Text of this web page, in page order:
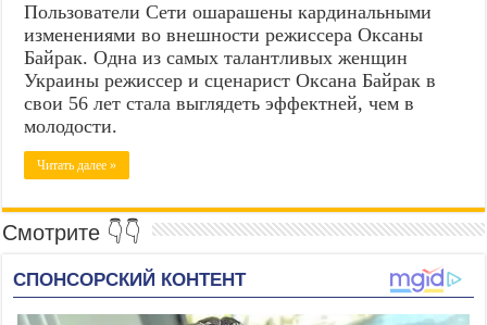
Пользователи Сети ошарашены кардинальными
изменениями во внешности режиссера Оксаны
Байрак. Одна из самых талантливых женщин
Украины режиссер и сценарист Оксана Байрак в
свои 56 лет стала выглядеть эффектней, чем в
молодости.
Читать далее »
Смотрите 👇👇